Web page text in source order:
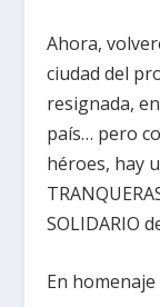
Ahora,
ciudad del
resignada,
país… pero
héroes, hay
SOLIDARIO
En